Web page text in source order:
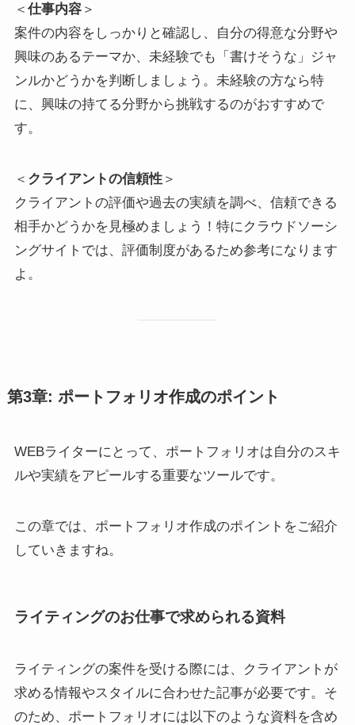
＜ 仕事内容＞
案件の内容をしっかりと確認し、自分の得意な分野や
興味のあるテーマか、未経験でも「書けそうな」ジャ
ンルかどうかを判断しましょう。未経験の方なら特
に、興味の持てる分野から挑戦するのがおすすめで
す。
＜ クライアントの信頼性＞
クライアントの評価や過去の実績を調べ、信頼できる
相手かどうかを見極めましょう！特にクラウドソーシ
ングサイトでは、評価制度があるため参考になります
よ。
第3章: ポートフォリオ作成のポイント
WEBライターにとって、ポートフォリオは自分のスキ
ルや実績をアピールする重要なツールです。
この章では、ポートフォリオ作成のポイントをご紹介
していきますね。
ライティングのお仕事で求められる資料
ライティングの案件を受ける際には、クライアントが
求める情報やスタイルに合わせた記事が必要です。そ
のため、ポートフォリオには以下のような資料を含め